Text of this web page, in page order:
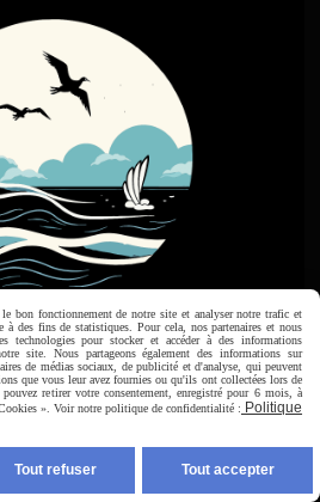
Somme Modélisme
bon fonctionnement de notre site et analyser notre trafic et
des fins de statistiques. Pour cela, nos partenaires et nous
technologies pour stocker et accéder à des informations
site. Nous partageons également des informations sur
de médias sociaux, de publicité et d'analyse, qui peuvent
que vous leur avez fournies ou qu'ils ont collectées lors de
retirer votre consentement, enregistré pour 6 mois, à
». Voir notre politique de confidentialité : Politique
Tout refuser Tout accepter